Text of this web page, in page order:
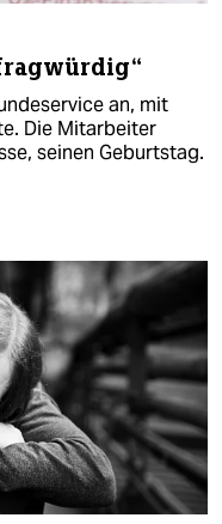
an, mit
Die Mitarbeiter
seinen Geburtstag.